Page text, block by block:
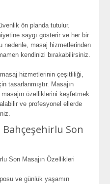
ön planda tutulur.
saygı gösterir ve her bir
nedenle, masaj hizmetlerinden
kendinizi bırakabilirsiniz.
hizmetlerinin çeşitliliği,
tasarlanmıştır. Masajın
masajın özelliklerini keşfetmek
ve profesyonel ellerde
Bahçeşehirlu Son
Son Masajın Özellikleri
ve günlük yaşamın